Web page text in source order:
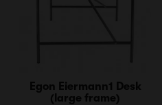
Egon Eiermann1 Desk
(large frame)